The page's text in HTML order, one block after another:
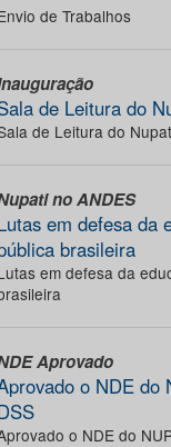
de Trabalhos
de Leitura do
de Leitura do
no ANDES
em defesa da
brasileira
em defesa da
Aprovado
o NDE do
o NDE do